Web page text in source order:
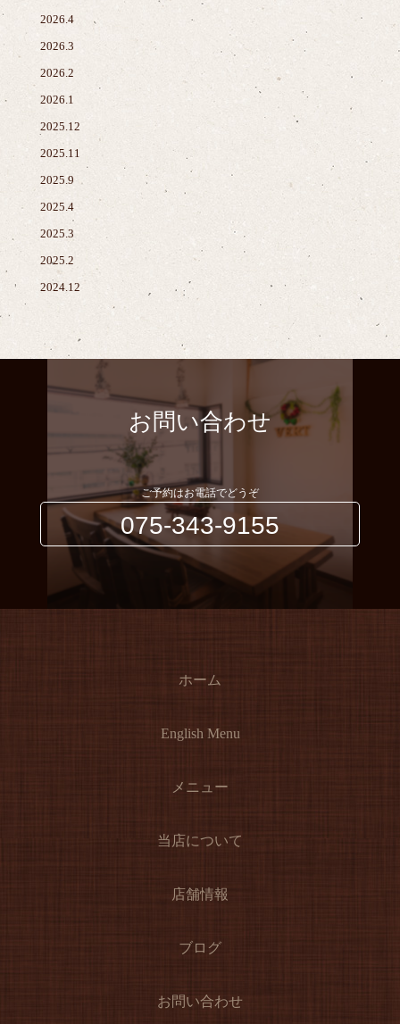
2026.4
2026.3
2026.2
2026.1
2025.12
2025.11
2025.9
2025.4
2025.3
2025.2
2024.12
お問い合わせ
ご予約はお電話でどうぞ
075-343-9155
ホーム
English Menu
メニュー
当店について
店舗情報
ブログ
お問い合わせ